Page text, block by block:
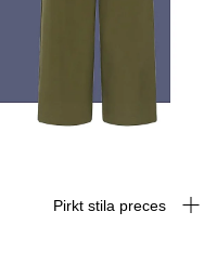
Pirkt stila preces